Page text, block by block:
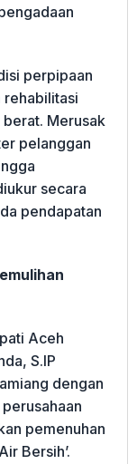
perpipaan
Merusak
pelanggan
secara
pendapatan
Aceh
S.IP
dengan
pemenuhan
Bersih’.